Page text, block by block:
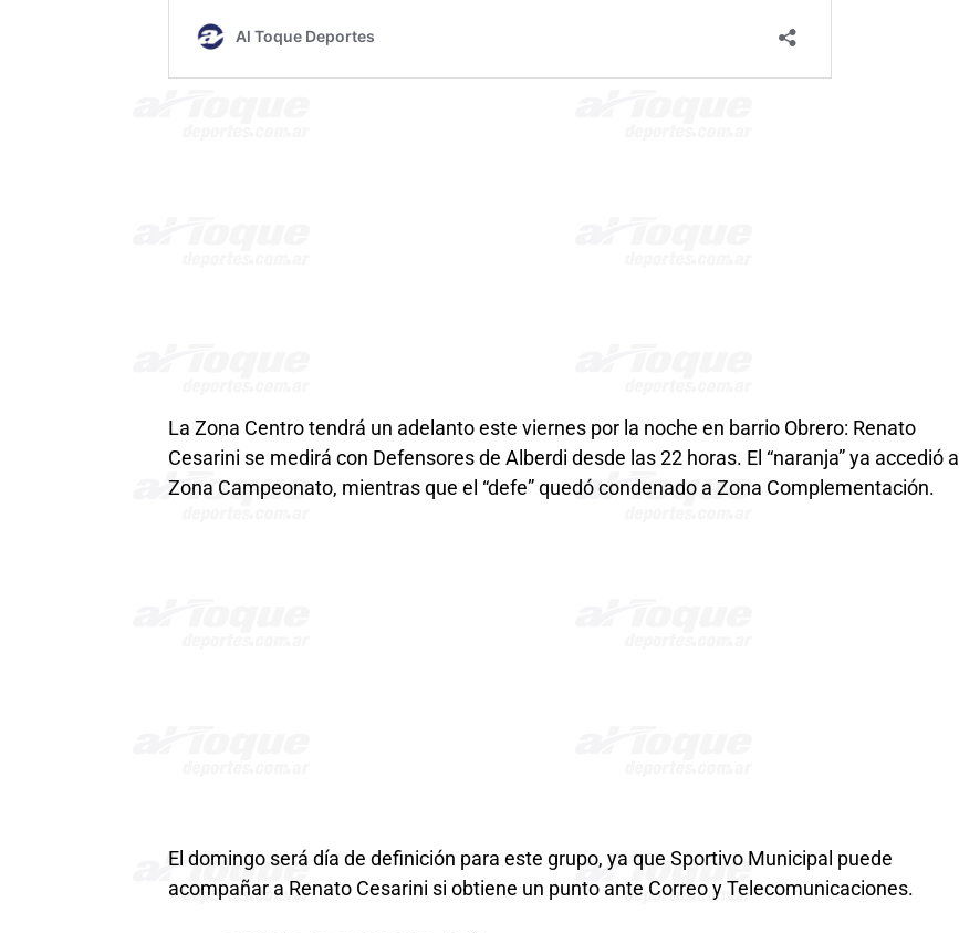
La Zona Centro tendrá un adelanto este viernes por la noche en barrio Obrero: Renato
Cesarini se medirá con Defensores de Alberdi desde las 22 horas. El “naranja” ya accedió a
Zona Campeonato, mientras que el “defe” quedó condenado a Zona Complementación.
El domingo será día de definición para este grupo, ya que Sportivo Municipal puede
acompañar a Renato Cesarini si obtiene un punto ante Correo y Telecomunicaciones.